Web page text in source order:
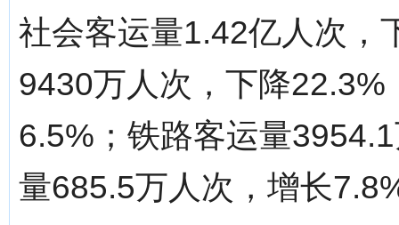
社会客运量1.42亿人次，
9430万人次，下降
6.5%；铁路客运量
量685.5万人次，增长